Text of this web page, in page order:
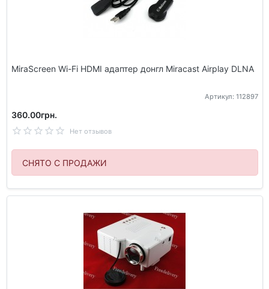
MiraScreen Wi-Fi HDMI адаптер донгл Miracast Airplay DLNA
Артикул: 112897
360.00грн.
Нет отзывов
СНЯТО С ПРОДАЖИ